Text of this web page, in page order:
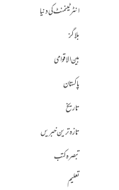
انٹرٹینمنٹ کی دنیا
بلاگز
بین الاقوامی
پاکستان
تاریخ
تازہ ترین خبریں
تبصرہ کتب
تعلیم